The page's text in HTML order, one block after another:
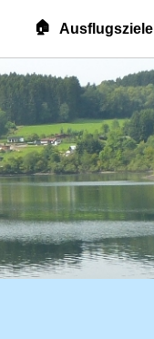
🏠 Ausflugsziele